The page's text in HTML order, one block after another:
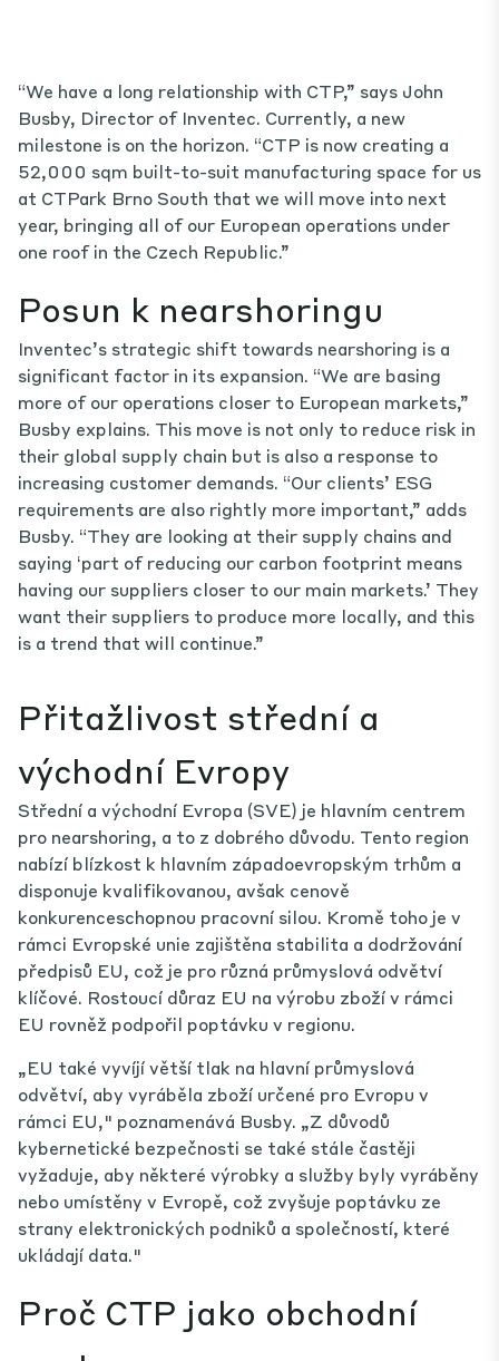
“We have a long relationship with CTP,” says John
Busby, Director of Inventec. Currently, a new
milestone is on the horizon. “CTP is now creating a
52,000 sqm built-to-suit manufacturing space for us
at CTPark Brno South that we will move into next
year, bringing all of our European operations under
one roof in the Czech Republic.”
Posun k nearshoringu
Inventec’s strategic shift towards nearshoring is a
significant factor in its expansion. “We are basing
more of our operations closer to European markets,”
Busby explains. This move is not only to reduce risk in
their global supply chain but is also a response to
increasing customer demands. “Our clients’ ESG
requirements are also rightly more important,” adds
Busby. “They are looking at their supply chains and
saying ‘part of reducing our carbon footprint means
having our suppliers closer to our main markets.’ They
want their suppliers to produce more locally, and this
is a trend that will continue.”
Přitažlivost střední a
východní Evropy
Střední a východní Evropa (SVE) je hlavním centrem
pro nearshoring, a to z dobrého důvodu. Tento region
nabízí blízkost k hlavním západoevropským trhům a
disponuje kvalifikovanou, avšak cenově
konkurenceschopnou pracovní silou. Kromě toho je v
rámci Evropské unie zajištěna stabilita a dodržování
předpisů EU, což je pro různá průmyslová odvětví
klíčové. Rostoucí důraz EU na výrobu zboží v rámci
EU rovněž podpořil poptávku v regionu.
„EU také vyvíjí větší tlak na hlavní průmyslová
odvětví, aby vyráběla zboží určené pro Evropu v
rámci EU," poznamenává Busby. „Z důvodů
kybernetické bezpečnosti se také stále častěji
vyžaduje, aby některé výrobky a služby byly vyráběny
nebo umístěny v Evropě, což zvyšuje poptávku ze
strany elektronických podniků a společností, které
ukládají data."
Proč CTP jako obchodní